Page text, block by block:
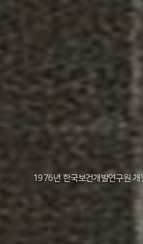
1971년 가족계획연구원
1976년 한국보건개발연구원 개
1982년 한국인구보건연구원 신청사 준
2012년 한국보건사회연구원 서울 청사
2011년 한국보건사회연구원 설립 40주년
2014년 한국보건사회연구원 세종 청사